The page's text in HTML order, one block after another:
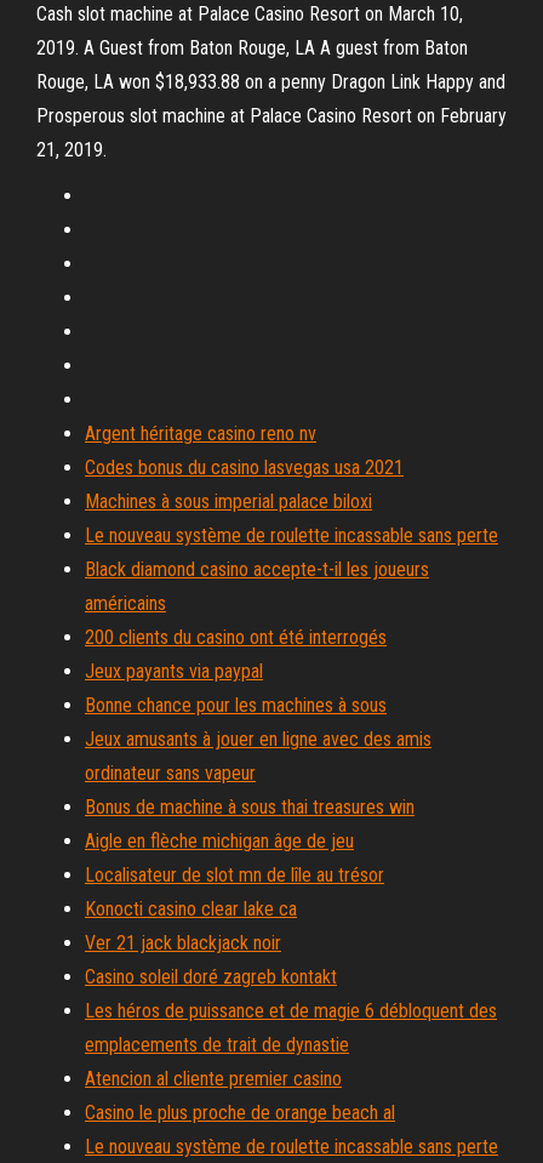
Cash slot machine at Palace Casino Resort on March 10,
2019. A Guest from Baton Rouge, LA A guest from Baton
Rouge, LA won $18,933.88 on a penny Dragon Link Happy and
Prosperous slot machine at Palace Casino Resort on February
21, 2019.
Argent héritage casino reno nv
Codes bonus du casino lasvegas usa 2021
Machines à sous imperial palace biloxi
Le nouveau système de roulette incassable sans perte
Black diamond casino accepte-t-il les joueurs
américains
200 clients du casino ont été interrogés
Jeux payants via paypal
Bonne chance pour les machines à sous
Jeux amusants à jouer en ligne avec des amis
ordinateur sans vapeur
Bonus de machine à sous thai treasures win
Aigle en flèche michigan âge de jeu
Localisateur de slot mn de lîle au trésor
Konocti casino clear lake ca
Ver 21 jack blackjack noir
Casino soleil doré zagreb kontakt
Les héros de puissance et de magie 6 débloquent des
emplacements de trait de dynastie
Atencion al cliente premier casino
Casino le plus proche de orange beach al
Le nouveau système de roulette incassable sans perte